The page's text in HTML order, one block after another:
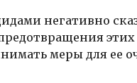
негативно
меры для ее